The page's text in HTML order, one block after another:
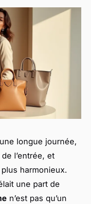
longue journée,
l’entrée, et
harmonieux.
une part de
n’est pas qu’un